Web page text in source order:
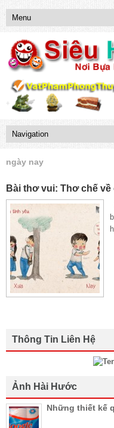
ngày nay
Bài thơ vui: Thơ chế
Thông Tin Liên Hệ
Ảnh Hài Hước
Những thiết kế